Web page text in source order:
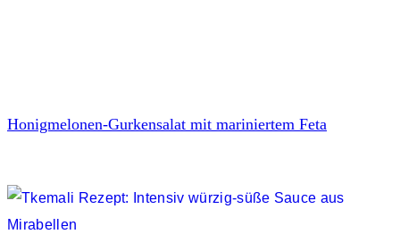
Honigmelonen-Gurkensalat mit mariniertem Feta